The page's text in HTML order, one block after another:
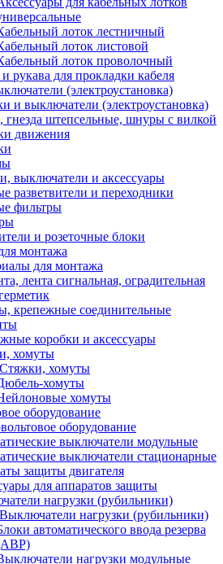
лоток лестничный
лоток листовой
лоток проволочный
рукава для прокладки кабеля
(электроустановка)
и выключатели (электроустановка)
гнезда штепсельные, шнуры с вилкой
движения
выключатели и аксессуары
разветвители и переходники
фильтры
и розеточные блоки
монтажа
для монтажа
лента сигнальная, оградительная
крепежные соединительные
коробки и аксессуары
хомуты
Стяжки, хомуты
хомуты
хомуты
оборудование
оборудование
выключатели модульные
выключатели стационарные
защиты двигателя
для аппаратов защиты
нагрузки (рубильники)
Выключатели нагрузки (рубильники)
автоматического ввода резерва
нагрузки модульные